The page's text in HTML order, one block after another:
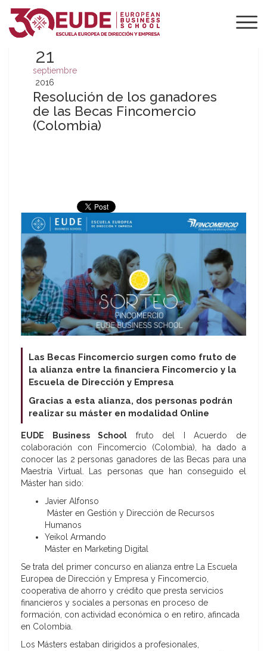
21
septiembre
2016
Resolución de los ganadores
de las Becas Fincomercio
(Colombia)
Las Becas Fincomercio surgen como fruto de
la alianza entre la financiera Fincomercio y la
Escuela de Dirección y Empresa
Gracias a esta alianza, dos personas podrán
realizar su máster en modalidad Online
EUDE Business School fruto del I Acuerdo de
colaboración con Fincomercio (Colombia), ha dado a
conocer las 2 personas ganadores de las Becas para una
Maestría Virtual. Las personas que han conseguido el
Máster han sido:
Javier Alfonso
Máster en Gestión y Dirección de Recursos
Humanos
Yeikol Armando
Máster en Marketing Digital
Se trata del primer concurso en alianza entre La Escuela
Europea de Dirección y Empresa y Fincomercio,
cooperativa de ahorro y crédito que presta servicios
financieros y sociales a personas en proceso de
formación, con actividad económica o en retiro, afincada
en Colombia.
Los Másters estaban dirigidos a profesionales,